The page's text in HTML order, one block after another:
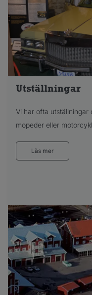
Utställningar
Vi har ofta utställningar
mopeder eller
Läs mer